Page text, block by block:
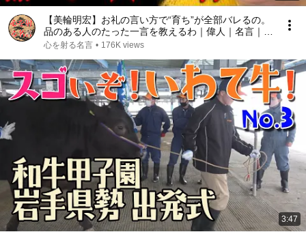
【美輪明宏】お礼の言い方で“育ち”が全部バレるの。
品のある人のたった一言を教えるわ｜偉人｜名言｜言
葉の力｜人生哲学｜
心を射る名言 • 176K views
3:47